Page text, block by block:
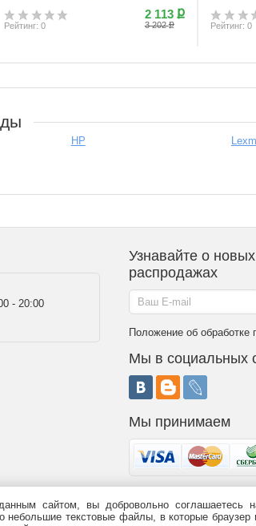
Рейтинг: 0
2 113 ք
3 202ք Рейтинг: 0
HP
- 20:00
Узнавайте о
распродажах
Положение об обработке
Мы в социальных
Мы принимаем
и не является публичной офертой (статья
+7 (495)795-09-03,8 (800)775-09-03.График
сайтом, вы добровольно соглашаетесь
небольшие текстовые файлы, в которые браузер